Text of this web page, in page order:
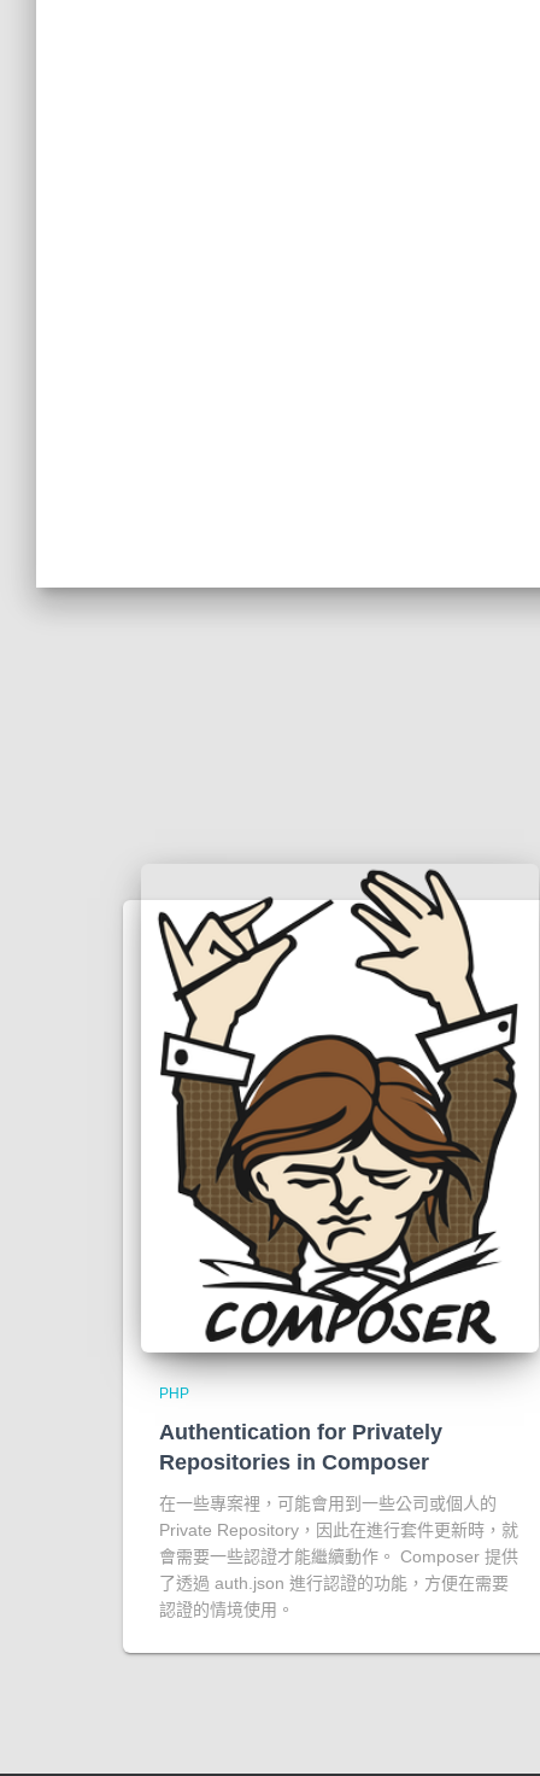
PHP
Authentication for Privately
Repositories in Composer
在一些專案裡，可能會用到一些公司或個人的
Private Repository，因此在進行套件更新時，就
會需要一些認證才能繼續動作。 Composer 提供
了透過 auth.json 進行認證的功能，方便在需要
認證的情境使用。